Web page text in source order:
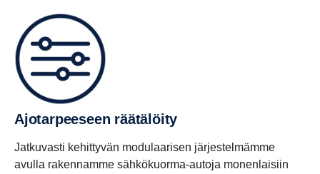
Ajotar­pee­seen räätä­löity
Jatkuvasti kehittyvän modulaarisen järjestelmämme
avulla rakennamme sähkökuorma-autoja monenlaisiin